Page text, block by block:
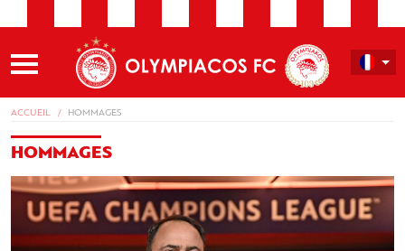
ACCUEIL HOMMAGES
HOMMAGES